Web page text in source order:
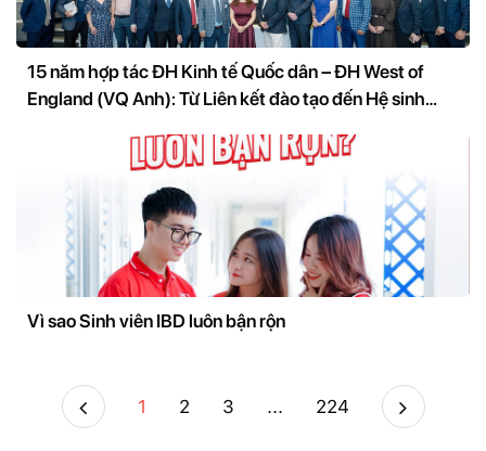
15 năm hợp tác ĐH Kinh tế Quốc dân – ĐH West of
England (VQ Anh): Từ Liên kết đào tạo đến Hệ sinh
Vì sao Sinh viên IBD luôn bận rộn
1 2 3 ... 224